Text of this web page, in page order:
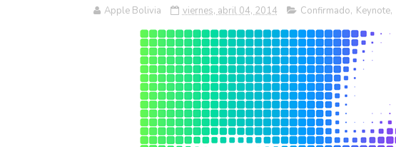
Apple Bolivia viernes, abril 04, 2014 Confirmado, Keynote,